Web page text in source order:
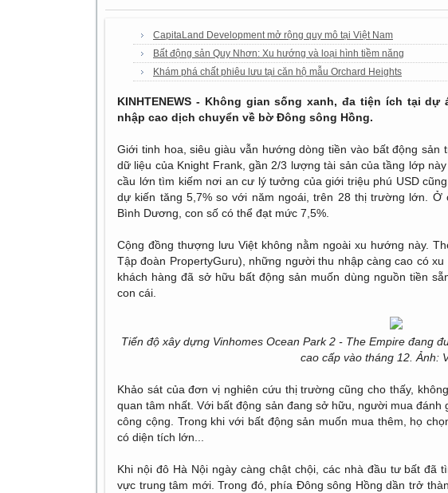
CapitaLand Development mở rộng quy mô tại Việt Nam
Bất động sản Quy Nhơn: Xu hướng và loại hình tiềm năng
Khám phá chất phiêu lưu tại căn hộ mẫu Orchard Heights
KINHTENEWS - Không gian sống xanh, đa tiện ích tại
nhập cao dịch chuyển về bờ Đông sông Hồng.
Giới tinh hoa, siêu giàu vẫn hướng dòng tiền vào bất động sản
dữ liệu của Knight Frank, gần 2/3 lượng tài sản của tầng lớp
cầu lớn tìm kiếm nơi an cư lý tưởng của giới triệu phú USD
dự kiến tăng 5,7% so với năm ngoái, trên 28 thị trường lớn.
Bình Dương, con số có thể đạt mức 7,5%.
Cộng đồng thượng lưu Việt không nằm ngoài xu hướng này.
Tập đoàn PropertyGuru), những người thu nhập càng cao có
khách hàng đã sở hữu bất động sản muốn dùng nguồn tiền
con cái.
Tiến độ xây dựng Vinhomes Ocean Park 2 - The Empire đang
cao cấp vào tháng 12. Ảnh:
Khảo sát của đơn vị nghiên cứu thị trường cũng cho thấy,
quan tâm nhất. Với bất động sản đang sở hữu, người mua đánh
công cộng. Trong khi với bất động sản muốn mua thêm, họ
có diện tích lớn...
Khi nội đô Hà Nội ngày càng chật chội, các nhà đầu tư bất đã
vực trung tâm mới. Trong đó, phía Đông sông Hồng dần trở